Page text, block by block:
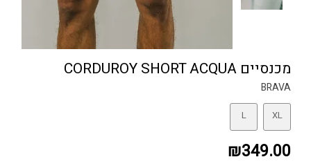
מכנסיים CORDUROY SHORT ACQUA
BRAVA
L XL
₪349.00